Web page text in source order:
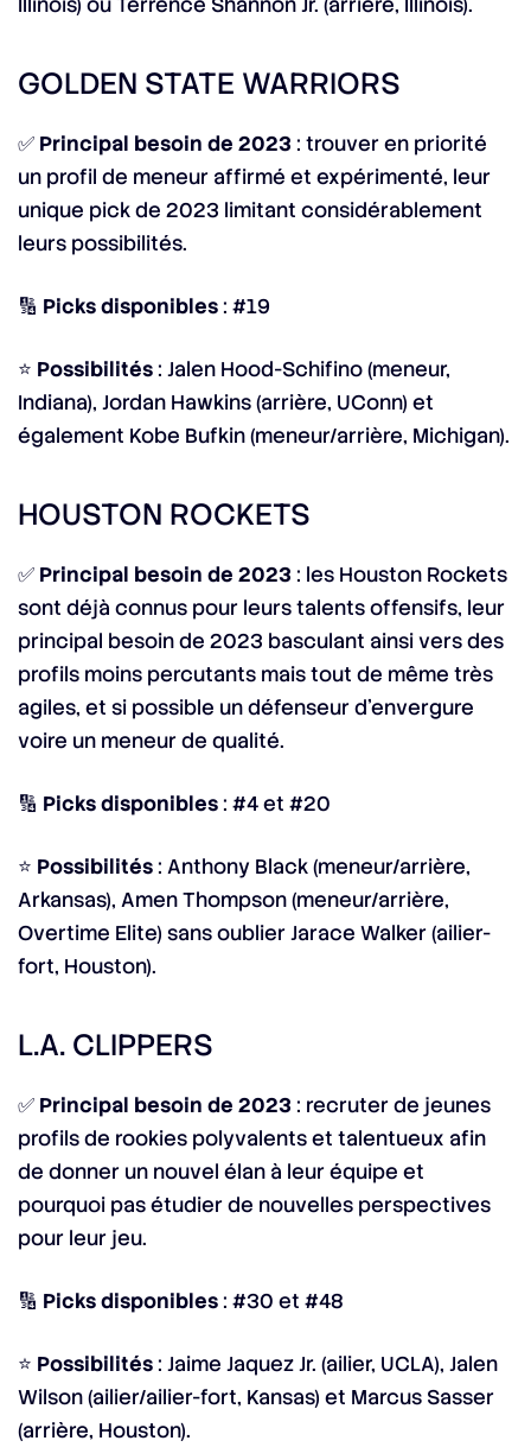
GOLDEN STATE WARRIORS
✅ Principal besoin de 2023 : trouver en priorité
un profil de meneur affirmé et expérimenté, leur
unique pick de 2023 limitant considérablement
leurs possibilités.
🔢 Picks disponibles: #19
⭐ Possibilités: Jalen Hood-Schifino (meneur,
Indiana), Jordan Hawkins (arrière, UConn) et
également Kobe Bufkin (meneur/arrière, Michigan).
HOUSTON ROCKETS
✅ Principal besoin de 2023 : les Houston Rockets
sont déjà connus pour leurs talents offensifs, leur
principal besoin de 2023 basculant ainsi vers des
profils moins percutants mais tout de même très
agiles, et si possible un défenseur d’envergure
voire un meneur de qualité.
🔢 Picks disponibles: #4 et #20
⭐ Possibilités: Anthony Black (meneur/arrière,
Arkansas), Amen Thompson (meneur/arrière,
Overtime Elite) sans oublier Jarace Walker (ailier-
fort, Houston).
L.A. CLIPPERS
✅ Principal besoin de 2023 : recruter de jeunes
profils de rookies polyvalents et talentueux afin
de donner un nouvel élan à leur équipe et
pourquoi pas étudier de nouvelles perspectives
pour leur jeu.
🔢 Picks disponibles: #30 et #48
⭐ Possibilités: Jaime Jaquez Jr. (ailier, UCLA), Jalen
Wilson (ailier/ailier-fort, Kansas) et Marcus Sasser
(arrière, Houston).